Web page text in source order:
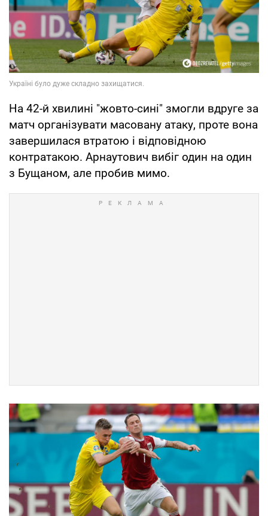
На 42-й хвилині "жовто-сині" змогли вдруге за
матч організувати масовану атаку, проте вона
завершилася втратою і відповідною
контратакою. Арнаутович вибіг один на один
з Бущаном, але пробив мимо.